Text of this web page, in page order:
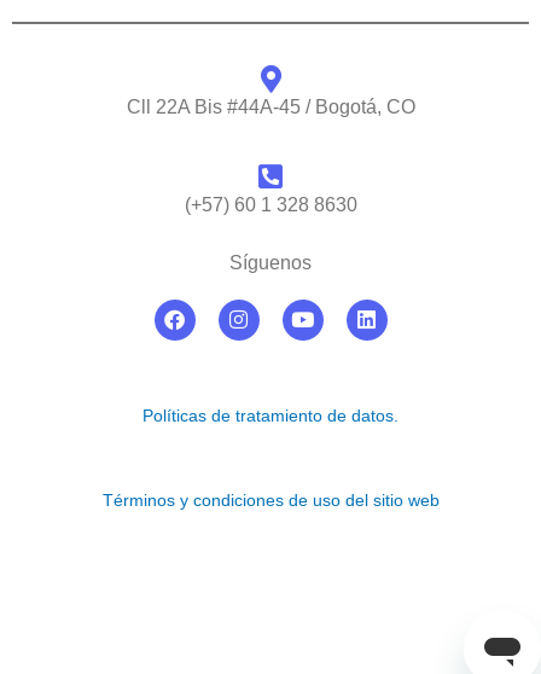
Cll 22A Bis #44A-45 / Bogotá, CO
(+57) 60 1 328 8630
Síguenos
F
a
o
I
n
g
Y
o
b
L
i
d
Políticas de tratamiento de datos.
Términos y condiciones de uso del sitio web